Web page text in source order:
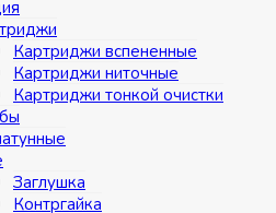
Картриджи вспененные
Картриджи ниточные
Картриджи тонкой очистки
Заглушка
Контргайка